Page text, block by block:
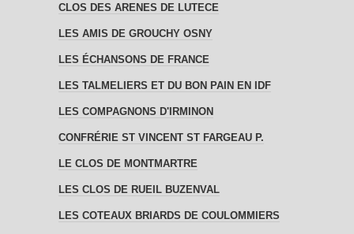
CLOS DES ARENES DE LUTECE
LES AMIS DE GROUCHY OSNY
LES ÉCHANSONS DE FRANCE
LES TALMELIERS ET DU BON PAIN EN IDF
LES COMPAGNONS D'IRMINON
CONFRÉRIE ST VINCENT ST FARGEAU P.
LE CLOS DE MONTMARTRE
LES CLOS DE RUEIL BUZENVAL
LES COTEAUX BRIARDS DE COULOMMIERS